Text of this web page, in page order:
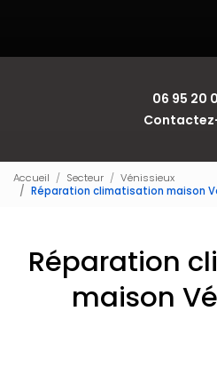
06 95 20
Accueil Secteur
Vénissieux
Réparation climatisation maison
Réparation
maison